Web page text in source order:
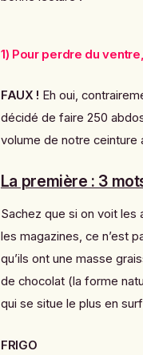
1) Pour perdre du
FAUX ! Eh oui,
décidé de faire 250
volume de notre ceinture
La première : 3
Sachez que si on voit les
les magazines, ce n’est
qu’ils ont une masse
de chocolat (la forme
qui se situe le plus en
FRIGO